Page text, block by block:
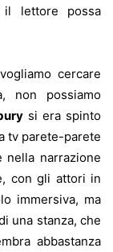
il lettore possa
cercare
non possiamo
si era spinto
tv parete-parete
nella narrazione
con gli attori in
immersiva, ma
una stanza, che
abbastanza